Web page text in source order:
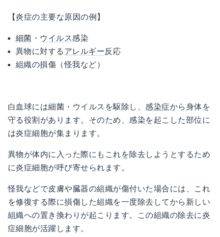
【炎症の主要な原因の例】
細菌 ・ ウイルス感染
異物に対する アレルギー反応
組織の損傷（怪我など）
白血球には細菌・ウイルスを駆除し、感染症から身体を
守る役割があります。そのため、感染を起こした部位に
は炎症細胞が集まります。
異物が体内に入った際にもこれを除去しようとするため
に炎症細胞が呼び寄せられます。
怪我などで皮膚や臓器の組織が傷付いた場合には、これ
を修復する際に損傷した組織を一度除去してから新しい
組織への置き換わりが起こります。この組織の除去に炎
症細胞が活躍します。